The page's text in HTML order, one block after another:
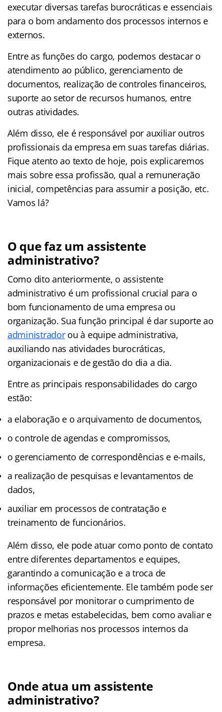
executar diversas tarefas burocráticas e essenciais
para o bom andamento dos processos internos e
externos.
Entre as funções do cargo, podemos destacar o
atendimento ao público, gerenciamento de
documentos, realização de controles financeiros,
suporte ao setor de recursos humanos, entre
outras atividades.
Além disso, ele é responsável por auxiliar outros
profissionais da empresa em suas tarefas diárias.
Fique atento ao texto de hoje, pois explicaremos
mais sobre essa profissão, qual a remuneração
inicial, competências para assumir a posição, etc.
Vamos lá?
O que faz um assistente
administrativo?
Como dito anteriormente, o assistente
administrativo é um profissional crucial para o
bom funcionamento de uma empresa ou
organização. Sua função principal é dar suporte ao
administradorou à equipe administrativa,
auxiliando nas atividades burocráticas,
organizacionais e de gestão do dia a dia.
Entre as principais responsabilidades do cargo
estão:
a elaboração e o arquivamento de documentos,
o controle de agendas e compromissos,
o gerenciamento de correspondências e e-mails,
a realização de pesquisas e levantamentos de
dados,
auxiliar em processos de contratação e
treinamento de funcionários.
Além disso, ele pode atuar como ponto de contato
entre diferentes departamentos e equipes,
garantindo a comunicação e a troca de
informações eficientemente. Ele também pode ser
responsável por monitorar o cumprimento de
prazos e metas estabelecidas, bem como avaliar e
propor melhorias nos processos internos da
empresa.
Onde atua um assistente
administrativo?